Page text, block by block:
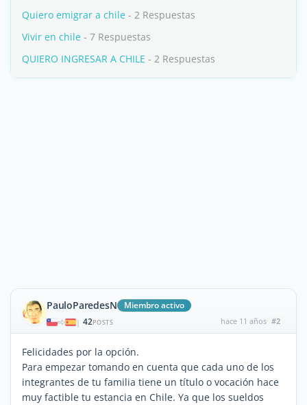
Quiero emigrar a chile - 2 Respuestas
Vivir en chile - 7 Respuestas
QUIERO INGRESAR A CHILE - 2 Respuestas
PauloParedesN Miembro activo
| 42POSTS hace 11 años #2
Felicidades por la opción.
Para empezar tomando en cuenta que cada uno de los
integrantes de tu familia tiene un título o vocación hace
muy factible tu estancia en Chile. Ya que los sueldos